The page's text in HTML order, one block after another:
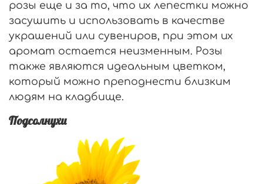
розы еще и за то, что их лепестки можно
засушить и использовать в качестве
украшений или сувениров, при этом их
аромат остается неизменным. Розы
также являются идеальным цветком,
который можно преподнести близким
людям на кладбище.
Подсолнухи